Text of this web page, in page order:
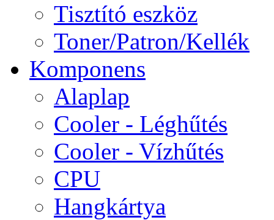
Tisztító eszköz
Toner/Patron/Kellék
Komponens
Alaplap
Cooler - Léghűtés
Cooler - Vízhűtés
CPU
Hangkártya